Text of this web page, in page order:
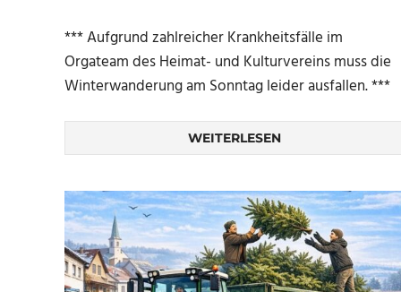
*** Aufgrund zahlreicher Krankheitsfälle im
Orgateam des Heimat- und Kulturvereins muss die
Winterwanderung am Sonntag leider ausfallen. ***
WEITERLESEN